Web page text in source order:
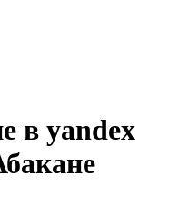
в yandex